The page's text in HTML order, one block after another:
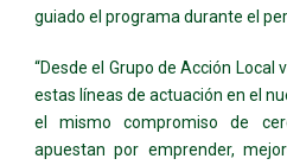
guiado el programa durante el
“Desde el Grupo de Acción Local
estas líneas de actuación en el
el mismo compromiso de
apuestan por emprender,